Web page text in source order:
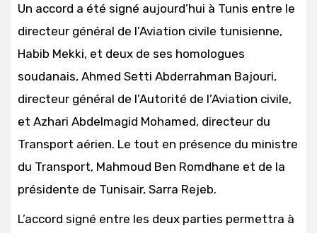
Un accord a été signé aujourd’hui à Tunis entre le
directeur général de l’Aviation civile tunisienne,
Habib Mekki, et deux de ses homologues
soudanais, Ahmed Setti Abderrahman Bajouri,
directeur général de l’Autorité de l’Aviation civile,
et Azhari Abdelmagid Mohamed, directeur du
Transport aérien. Le tout en présence du ministre
du Transport, Mahmoud Ben Romdhane et de la
présidente de Tunisair, Sarra Rejeb.
L’accord signé entre les deux parties permettra à